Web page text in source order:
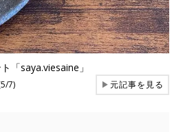
「saya.viesaine」
7) ▶元記事を見る